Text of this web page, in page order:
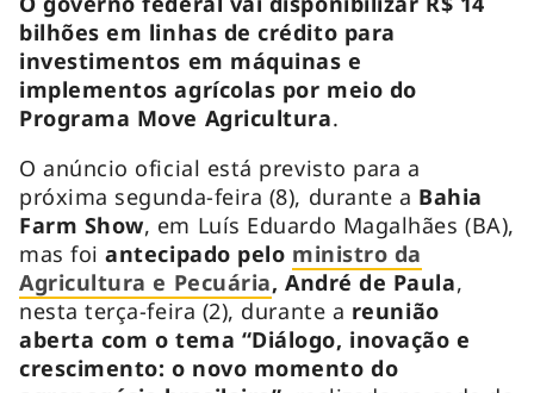
bilhões em linhas de crédito para
investimentos em máquinas e
implementos agrícolas por meio do
Programa Move Agricultura.
O anúncio oficial está previsto para a
próxima segunda-feira (8), durante a Bahia
Farm Show, em Luís Eduardo Magalhães (BA),
mas foiantecipado pelo ministro da
Agricultura e Pecuária, André de Paula,
nesta terça-feira (2), durante a reunião
aberta com o tema “Diálogo, inovação e
crescimento: o novo momento do